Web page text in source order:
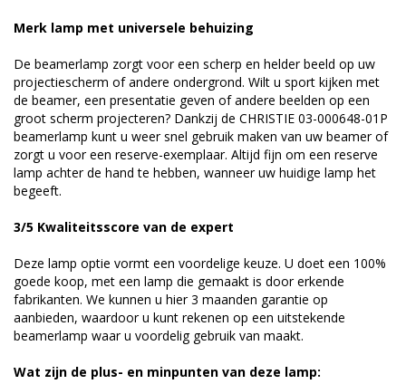
Merk lamp met universele behuizing
De beamerlamp zorgt voor een scherp en helder beeld op uw
projectiescherm of andere ondergrond. Wilt u sport kijken met
de beamer, een presentatie geven of andere beelden op een
groot scherm projecteren? Dankzij de CHRISTIE 03-000648-01P
beamerlamp kunt u weer snel gebruik maken van uw beamer of
zorgt u voor een reserve-exemplaar. Altijd fijn om een reserve
lamp achter de hand te hebben, wanneer uw huidige lamp het
begeeft.
3/5 Kwaliteitsscore van de expert
Deze lamp optie vormt een voordelige keuze. U doet een 100%
goede koop, met een lamp die gemaakt is door erkende
fabrikanten. We kunnen u hier 3 maanden garantie op
aanbieden, waardoor u kunt rekenen op een uitstekende
beamerlamp waar u voordelig gebruik van maakt.
Wat zijn de plus- en minpunten van deze lamp: